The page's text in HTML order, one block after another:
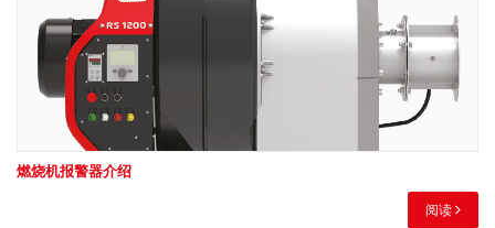
燃烧机报警器介绍
阅读